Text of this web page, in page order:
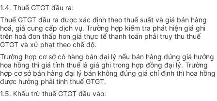
1.4. Thuế GTGT đầu ra:
Thuế GTGT đầu ra được xác định theo thuế suất và giá bán hàng
hoá, giá cung cấp dịch vụ. Trường hợp kiểm tra phát hiện giá ghi
trên hoá đơn thấp hơn giá thực tế thanh toán phải truy thu thuế
GTGT và xử phạt theo chế độ.
Trường hợp cơ sở có hàng bán đại lý nếu bán hàng đúng giá hưởng
hoa hồng thì giá tính thuế là giá ghi trong hợp đồng đại lý. Trường
hợp cơ sở bán hàng đại lý bán không đúng giá chỉ định thì hoa hồng
được hưởng phải tính thuế GTGT.
1.5. Khấu trừ thuế GTGT đầu vào: